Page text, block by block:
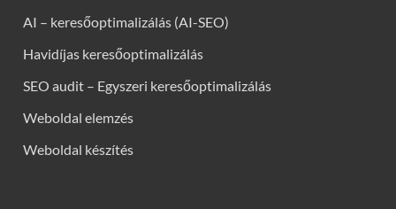
AI – keresőoptimalizálás (AI-SEO)
Havidíjas keresőoptimalizálás
SEO audit – Egyszeri keresőoptimalizálás
Weboldal elemzés
Weboldal készítés